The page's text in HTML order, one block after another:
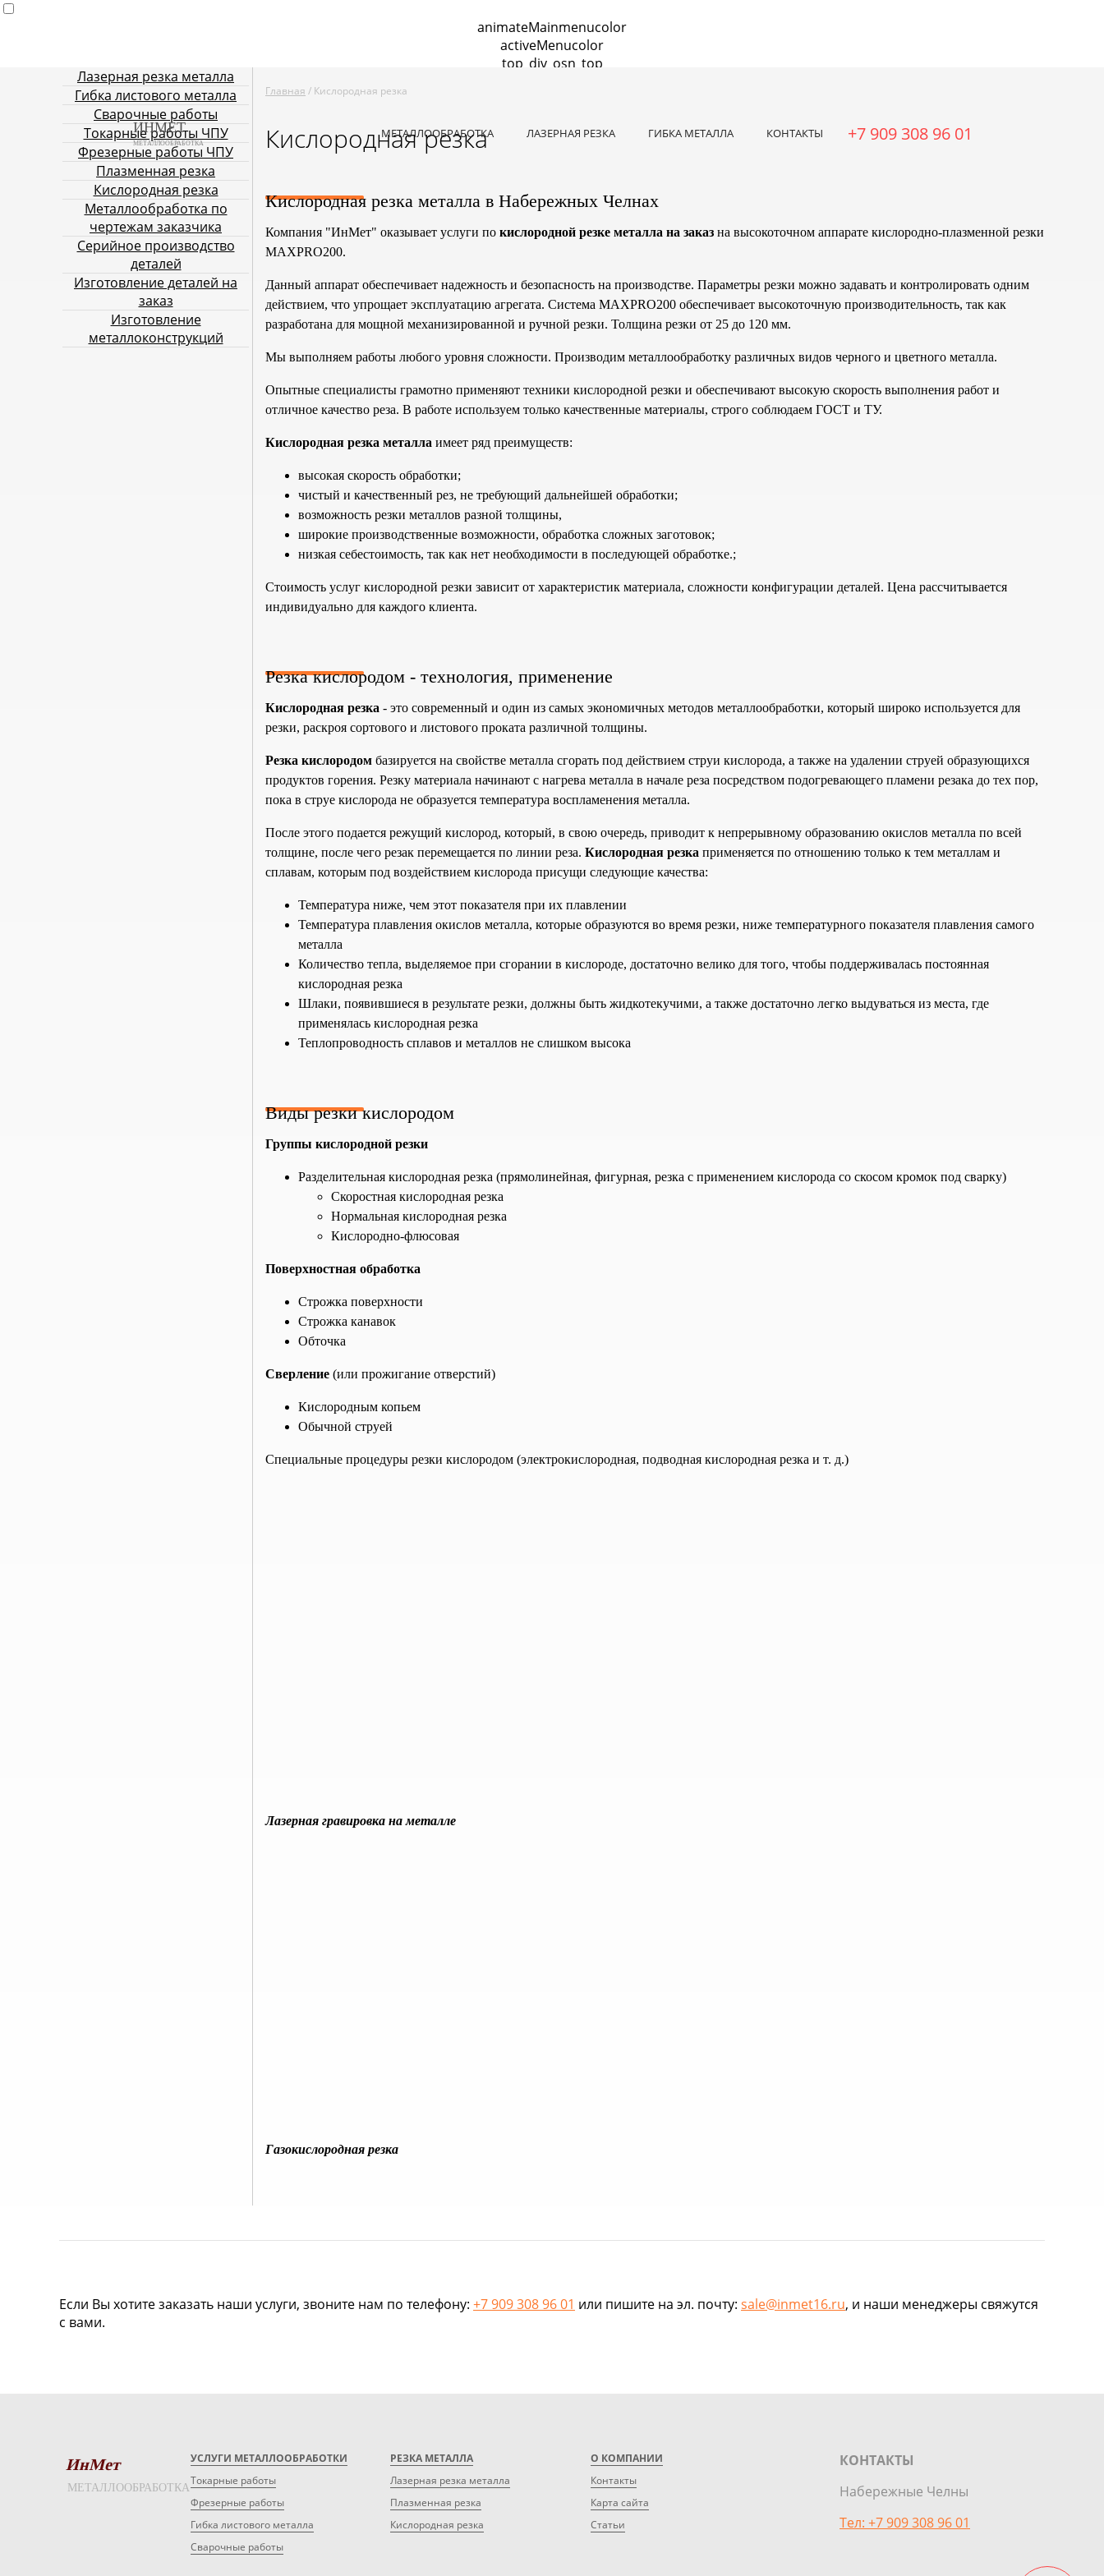
animateMainmenucolor
activeMenucolor
top_div_osn_top
Услуги металлообработки
резка Кислородная резка
ИНМЕТ
МЕТАЛЛООБРАБОТКА
МЕТАЛЛООБРАБОТКА ЛАЗЕРНАЯ РЕЗКА ГИБКА МЕТАЛЛА КОНТАКТЫ +7 909 308 96 01
Лазерная резка металла
Гибка листового металла
Сварочные работы
Токарные работы ЧПУ
Фрезерные работы ЧПУ
Плазменная резка
Кислородная резка
Металлообработка по
чертежам заказчика
Серийное производство
деталей
Изготовление деталей на
заказ
Изготовление
металлоконструкций
Главная / Кислородная резка
Кислородная резка
Кислородная резка металла в Набережных Челнах
Компания "ИнМет" оказывает услуги по кислородной резке металла на заказ на высокоточном аппарате кислородно-плазменной резки
MAXPRO200.
Данный аппарат обеспечивает надежность и безопасность на производстве. Параметры резки можно задавать и контролировать одним
действием, что упрощает эксплуатацию агрегата. Система MAXPRO200 обеспечивает высокоточную производительность, так как
разработана для мощной механизированной и ручной резки. Толщина резки от 25 до 120 мм.
Мы выполняем работы любого уровня сложности. Производим металлообработку различных видов черного и цветного металла.
Опытные специалисты грамотно применяют техники кислородной резки и обеспечивают высокую скорость выполнения работ и
отличное качество реза. В работе используем только качественные материалы, строго соблюдаем ГОСТ и ТУ.
Кислородная резка металла имеет ряд преимуществ:
высокая скорость обработки;
чистый и качественный рез, не требующий дальнейшей обработки;
возможность резки металлов разной толщины,
широкие производственные возможности, обработка сложных заготовок;
низкая себестоимость, так как нет необходимости в последующей обработке.;
Стоимость услуг кислородной резки зависит от характеристик материала, сложности конфигурации деталей. Цена рассчитывается
индивидуально для каждого клиента.
Резка кислородом - технология, применение
Кислородная резка - это современный и один из самых экономичных методов металлообработки, который широко используется для
резки, раскроя сортового и листового проката различной толщины.
Резка кислородом базируется на свойстве металла сгорать под действием струи кислорода, а также на удалении струей образующихся
продуктов горения. Резку материала начинают с нагрева металла в начале реза посредством подогревающего пламени резака до тех пор,
пока в струе кислорода не образуется температура воспламенения металла.
После этого подается режущий кислород, который, в свою очередь, приводит к непрерывному образованию окислов металла по всей
толщине, после чего резак перемещается по линии реза. Кислородная резка применяется по отношению только к тем металлам и
сплавам, которым под воздействием кислорода присущи следующие качества:
Температура ниже, чем этот показателя при их плавлении
Температура плавления окислов металла, которые образуются во время резки, ниже температурного показателя плавления самого
металла
Количество тепла, выделяемое при сгорании в кислороде, достаточно велико для того, чтобы поддерживалась постоянная
кислородная резка
Шлаки, появившиеся в результате резки, должны быть жидкотекучими, а также достаточно легко выдуваться из места, где
применялась кислородная резка
Теплопроводность сплавов и металлов не слишком высока
Виды резки кислородом
Группы кислородной резки
Разделительная кислородная резка (прямолинейная, фигурная, резка с применением кислорода со скосом кромок под сварку)
Скоростная кислородная резка
Нормальная кислородная резка
Кислородно-флюсовая
Поверхностная обработка
Строжка поверхности
Строжка канавок
Обточка
Сверление (или прожигание отверстий)
Кислородным копьем
Обычной струей
Специальные процедуры резки кислородом (электрокислородная, подводная кислородная резка и т. д.)
Лазерная гравировка на металле
Газокислородная резка
Если Вы хотите заказать наши услуги, звоните нам по телефону: +7 909 308 96 01 или пишите на эл. почту: sale@inmet16.ru, и наши менеджеры свяжутся
с вами.
ИнМет
МЕТАЛЛООБРАБОТКА
УСЛУГИ МЕТАЛЛООБРАБОТКИ
Токарные работы
Фрезерные работы
Гибка листового металла
Сварочные работы
РЕЗКА МЕТАЛЛА
Лазерная резка металла
Плазменная резка
Кислородная резка
О КОМПАНИИ
Контакты
Карта сайта
Статьи
КОНТАКТЫ
Набережные Челны
Тел: +7 909 308 96 01